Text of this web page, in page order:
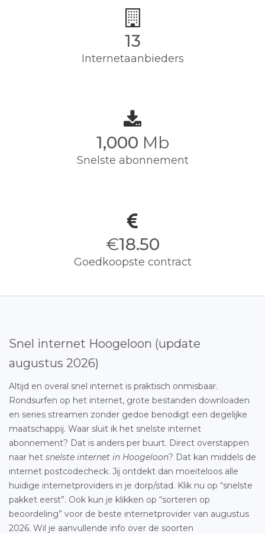
13
Internetaanbieders
1,000 Mb
Snelste abonnement
€18.50
Goedkoopste contract
Snel internet Hoogeloon (update
augustus 2026)
Altijd en overal snel internet is praktisch onmisbaar.
Rondsurfen op het internet, grote bestanden downloaden
en series streamen zonder gedoe benodigt een degelijke
maatschappij. Waar sluit ik het snelste internet
abonnement? Dat is anders per buurt. Direct overstappen
naar het snelste internet in Hoogeloon? Dat kan middels de
internet postcodecheck. Jij ontdekt dan moeiteloos alle
huidige internetproviders in je dorp/stad. Klik nu op “snelste
pakket eerst”. Ook kun je klikken op “sorteren op
beoordeling” voor de beste internetprovider van augustus
2026. Wil je aanvullende info over de soorten